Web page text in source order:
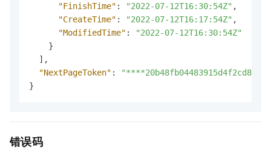
"FinishTime" : "2022-07-12T16:30:54Z" ,
"CreateTime" : "2022-07-12T16:17:54Z" ,
"ModifiedTime" :
"2022-07-12T16:30:54Z"
}
] ,
"NextPageToken" :
}
错误码